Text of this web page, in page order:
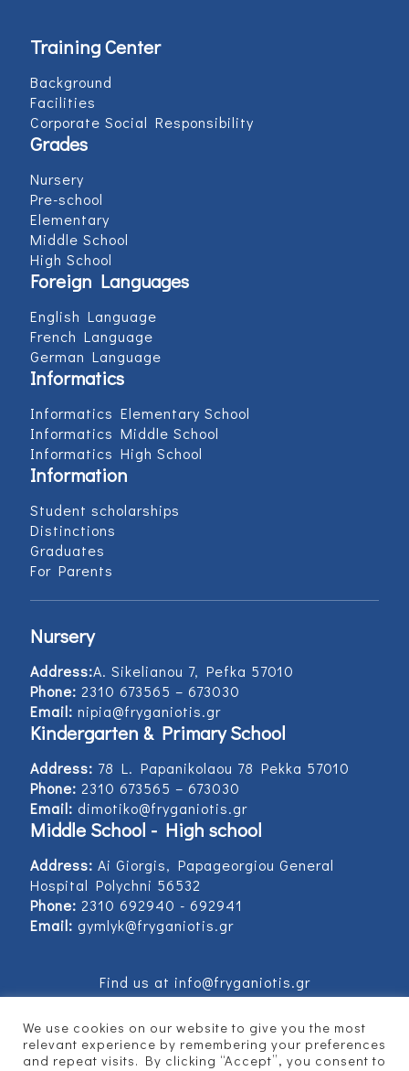
Training Center
Background
Facilities
Corporate Social Responsibility
Grades
Nursery
Pre-school
Elementary
Middle School
High School
Foreign Languages
English Language
French Language
German Language
Informatics
Informatics Elementary School
Informatics Middle School
Informatics High School
Information
Student scholarships
Distinctions
Graduates
For Parents
Nursery
Address:Α. Sikelianou 7, Pefka 57010
Phone: 2310 673565 – 673030
Email: nipia@fryganiotis.gr
Kindergarten & Primary School
Address: 78 L. Papanikolaou 78 Pekka 57010
Phone: 2310 673565 – 673030
Email: dimotiko@fryganiotis.gr
Middle School - High school
Address: Ai Giorgis, Papageorgiou General
Hospital Polychni 56532
Phone: 2310 692940 - 692941
Email: gymlyk@fryganiotis.gr
Find us at info@fryganiotis.gr
We use cookies on our website to give you the most
relevant experience by remembering your preferences
and repeat visits. By clicking “Accept”, you consent to